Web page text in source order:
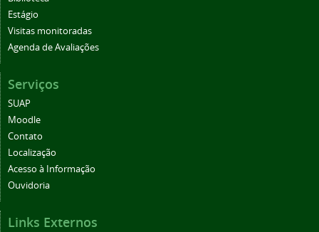
Estágio
Visitas monitoradas
Agenda de Avaliações
Serviços
SUAP
Moodle
Contato
Localização
Acesso à Informação
Ouvidoria
Links Externos